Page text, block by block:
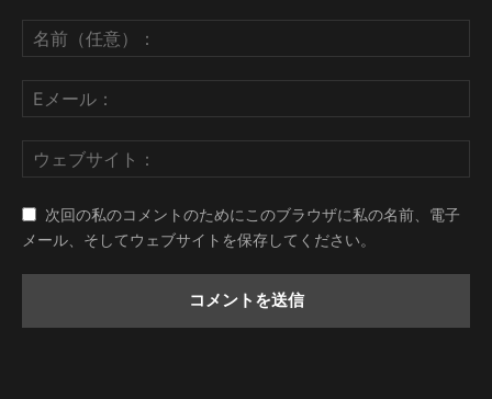
次回の私のコメントのためにこのブラウザに私の名前、電子
メール、そしてウェブサイトを保存してください。